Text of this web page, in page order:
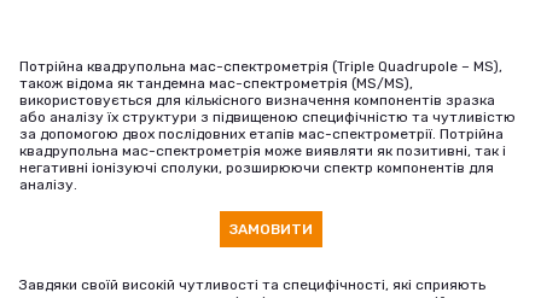
Потрійна квадрупольна мас-спектрометрія (Triple Quadrupole – MS),
також відома як тандемна мас-спектрометрія (MS/MS),
використовується для кількісного визначення компонентів зразка
або аналізу їх структури з підвищеною специфічністю та чутливістю
за допомогою двох послідовних етапів мас-спектрометрії. Потрійна
квадрупольна мас-спектрометрія може виявляти як позитивні, так і
негативні іонізуючі сполуки, розширюючи спектр компонентів для
аналізу.
ЗАМОВИТИ
Завдяки своїй високій чутливості та специфічності, які сприяють